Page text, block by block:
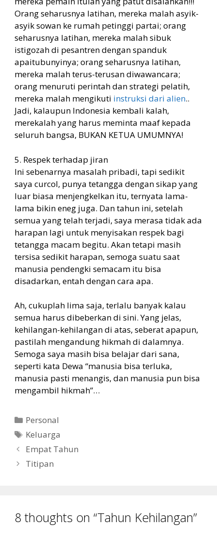
Orang seharusnya latihan, mereka malah asyik-
asyik sowan ke rumah petinggi partai; orang
seharusnya latihan, mereka malah sibuk
istigozah di pesantren dengan spanduk
apaitubunyinya; orang seharusnya latihan,
mereka malah terus-terusan diwawancara;
orang menuruti perintah dan strategi pelatih,
mereka malah mengikuti instruksi dari alien..
Jadi, kalaupun Indonesia kembali kalah,
merekalah yang harus meminta maaf kepada
seluruh bangsa, BUKAN KETUA UMUMNYA!
5. Respek terhadap jiran
Ini sebenarnya masalah pribadi, tapi sedikit
saya curcol, punya tetangga dengan sikap yang
luar biasa menjengkelkan itu, ternyata lama-
lama bikin eneg juga. Dan tahun ini, setelah
semua yang telah terjadi, saya merasa tidak ada
harapan lagi untuk menyisakan respek bagi
tetangga macam begitu. Akan tetapi masih
tersisa sedikit harapan, semoga suatu saat
manusia pendengki semacam itu bisa
disadarkan, entah dengan cara apa.
Ah, cukuplah lima saja, terlalu banyak kalau
semua harus dibeberkan di sini. Yang jelas,
kehilangan-kehilangan di atas, seberat apapun,
pastilah mengandung hikmah di dalamnya.
Semoga saya masih bisa belajar dari sana,
seperti kata Dewa “manusia bisa terluka,
manusia pasti menangis, dan manusia pun bisa
mengambil hikmah”…
Categories
Personal
Tags
Keluarga
Empat Tahun
Titipan
8 thoughts on “Tahun Kehilangan”